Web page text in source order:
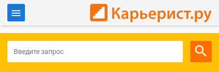
Для работодателей